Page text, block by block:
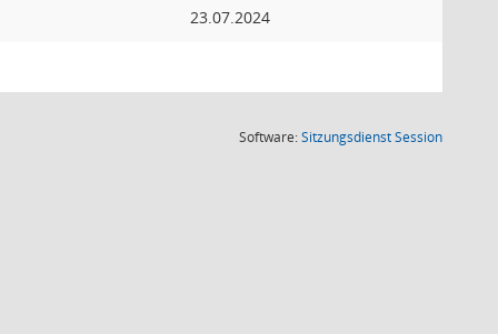
23.07.2024
Software:SitzungsdienstSession(Wird in